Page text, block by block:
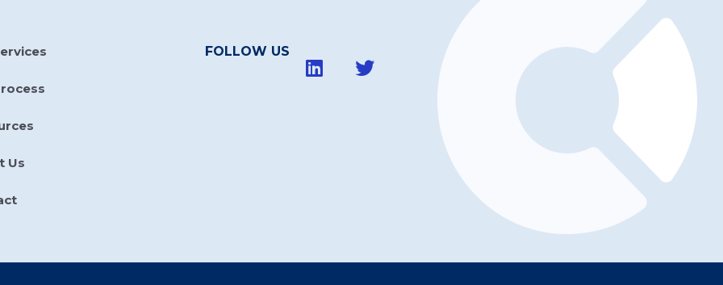
Us
FOLLOW US